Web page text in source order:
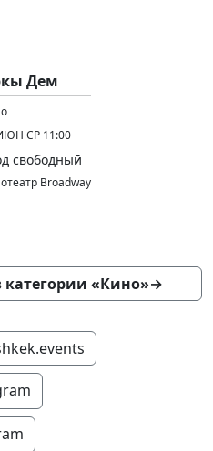
Дем
СР 11:00
свободный
Broadway
категории «Кино»→